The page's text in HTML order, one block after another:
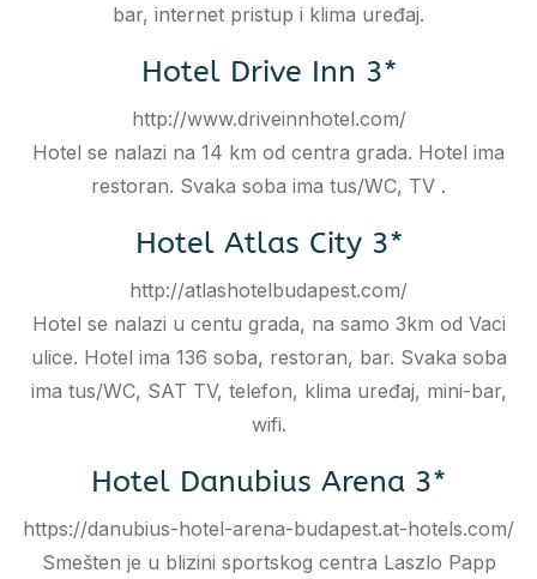
bar, internet pristup i klima uređaj.
Hotel Drive Inn 3*
http://www.driveinnhotel.com/
Hotel se nalazi na 14 km od centra grada. Hotel ima
restoran. Svaka soba ima tus/WC, TV .
Hotel Atlas City 3*
http://atlashotelbudapest.com/
Hotel se nalazi u centu grada, na samo 3km od Vaci
ulice. Hotel ima 136 soba, restoran, bar. Svaka soba
ima tus/WC, SAT TV, telefon, klima uređaj, mini-bar,
wifi.
Hotel Danubius Arena 3*
https://danubius-hotel-arena-budapest.at-hotels.com/
Smešten je u blizini sportskog centra Laszlo Papp